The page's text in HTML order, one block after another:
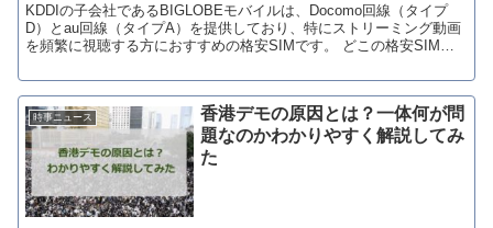
KDDIの子会社であるBIGLOBEモバイルは、Docomo回線（タイプ
D）とau回線（タイプA）を提供しており、特にストリーミング動画
を頻繁に視聴する方におすすめの格安SIMです。 どこの格安SIMが
時事ニュース
香港デモの原因とは？一体何が問
題なのかわかりやすく解説してみ
た